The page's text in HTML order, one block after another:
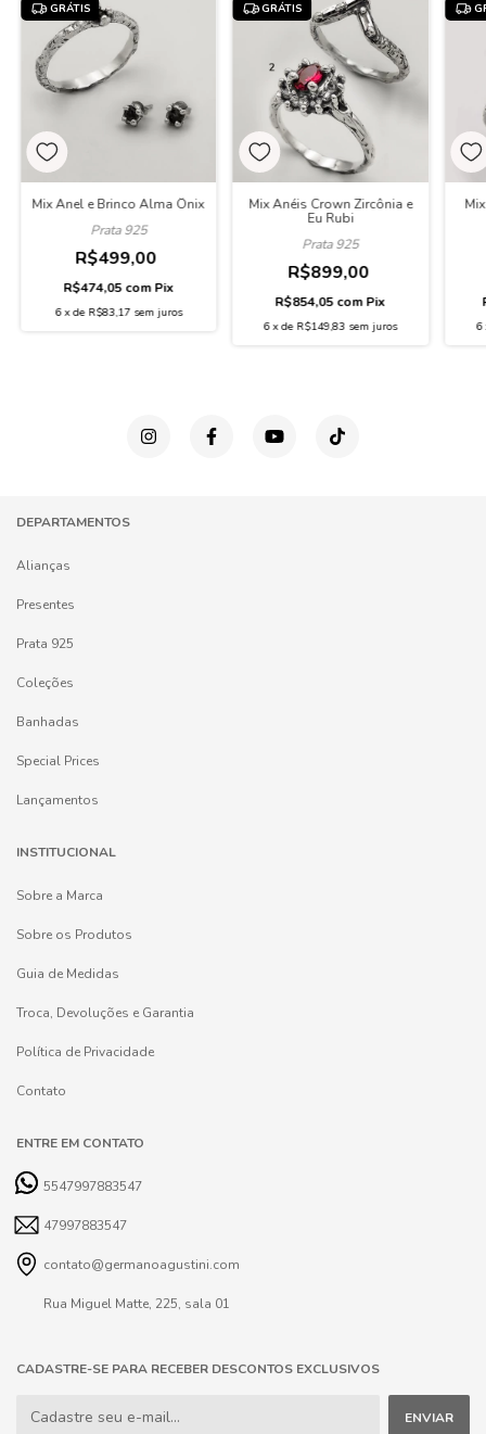
GRÁTIS
Mix Anel e Brinco Alma Ônix
Prata 925
R$499,00
R$474,05com Pix
6 xde R$83,17 sem juros
GRÁTIS
Mix Anéis Crown Zircônia e
Eu Rubi
Prata 925
R$899,00
R$854,05com Pix
6 xde R$149,83 sem juros 6
DEPARTAMENTOS
Alianças
Presentes
Prata 925
Coleções
Banhadas
Special Prices
Lançamentos
INSTITUCIONAL
Sobre a Marca
Sobre os Produtos
Guia de Medidas
Troca, Devoluções e Garantia
Política de Privacidade
Contato
ENTRE EM CONTATO
5547997883547
47997883547
contato@germanoagustini.com
Rua Miguel Matte, 225, sala 01
CADASTRE-SE PARA RECEBER DESCONTOS EXCLUSIVOS